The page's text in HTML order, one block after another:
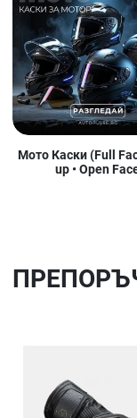
Мото Каски (Full
up • Open